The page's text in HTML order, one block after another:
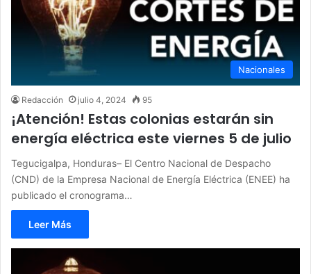
Nacionales
Redacción julio 4, 2024 95
¡Atención! Estas colonias estarán sin
energía eléctrica este viernes 5 de julio
Tegucigalpa, Honduras– El Centro Nacional de Despacho
(CND) de la Empresa Nacional de Energía Eléctrica (ENEE) ha
publicado el cronograma…
Leer Más